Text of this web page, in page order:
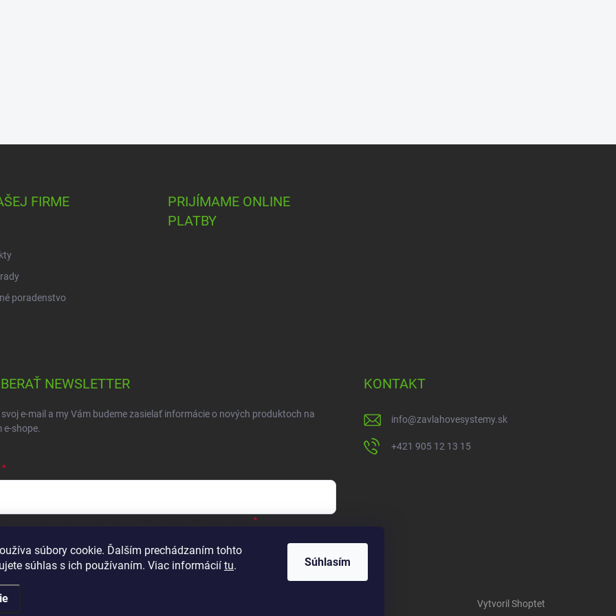
súbory cookie. Ďalším prechádzaním tohto
súhlas s ich používaním. Viac informácií tu. Súhlasím
FIRME
poradenstvo
PRIJÍMAME ONLINE
PLATBY
NEWSLETTER
e-mail a my Vám budeme zasielať informácie o nových produktoch na
e-shope.
sa
KONTAKT
info@zavlahovesystemy.sk
+421 905 12 13 15
Vytvoril Shoptet
vyhradené.